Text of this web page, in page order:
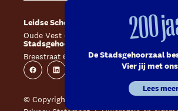
Contact Sales & Events
Offerte aanvragen
Bereikbaarheid
Toegankelijkheid
Huisregels en algemene voorwaarden
Veelgestelde vragen
Steun ons
Technische informatie
Vacatures
Leidse Schouwburg
Oude Vest 43, 2312 XS Leiden
Stadsgehoorzaal Leiden
Breestraat 60, 2311 CS Leiden
FacebookLinkedin
Café Caat
Website
© Copyright 2026 Leidse Schouwburg -
200
De Stadsgehoorzaal
Vier jij met
Lees meer